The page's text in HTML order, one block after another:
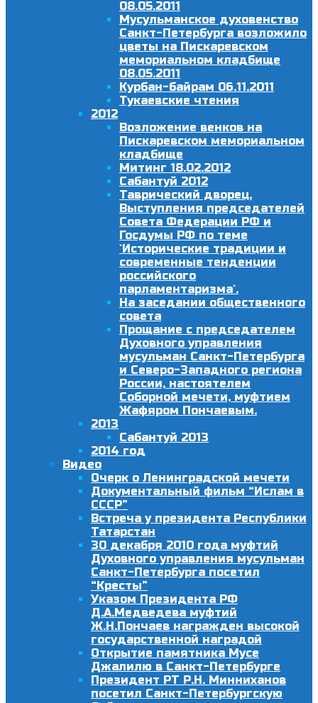
08.05.2011
Мусульманское духовенство
Санкт-Петербурга возложило
цветы на Пискаревском
мемориальном кладбище
08.05.2011
Курбан-байрам 06.11.2011
Тукаевские чтения
2012
Возложение венков на
Пискаревском мемориальном
кладбище
Митинг 18.02.2012
Сабантуй 2012
Таврический дворец.
Выступления председателей
Совета Федерации РФ и
Госдумы РФ по теме
`Исторические традиции и
современные тенденции
российского
парламентаризма`.
На заседании общественного
совета
Прощание с председателем
Духовного управления
мусульман Санкт-Петербурга
и Северо-Западного региона
России, настоятелем
Соборной мечети, муфтием
Жафяром Пончаевым.
2013
Сабантуй 2013
2014 год
Видео
Очерк о Ленинградской мечети
Документальный фильм “Ислам в
СССР”
Встреча у президента Республики
Татарстан
30 декабря 2010 года муфтий
Духовного управления мусульман
Санкт-Петербурга посетил
“Кресты”
Указом Президента РФ
Д.А.Медведева муфтий
Ж.Н.Пончаев награжден высокой
государственной наградой
Открытие памятника Мусе
Джалилю в Санкт-Петербурге
Президент РТ Р.Н. Минниханов
посетил Санкт-Петербургскую